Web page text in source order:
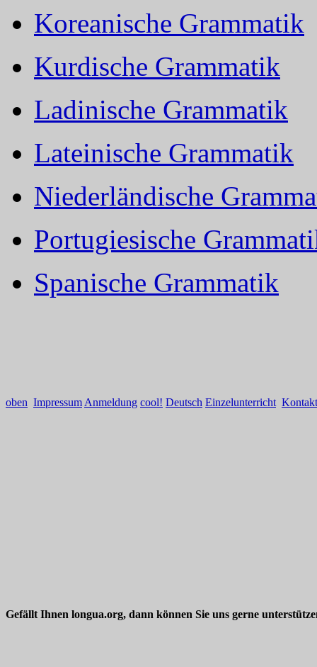
Koreanische Grammatik
Kurdische Grammatik
Ladinische Grammatik
Lateinische Grammatik
Niederländische
Portugiesische
Spanische Grammatik
oben Impressum Anmeldung cool! Deutsch Einzelunterricht Kontakt
Gefällt Ihnen longua.org, dann können Sie uns gerne